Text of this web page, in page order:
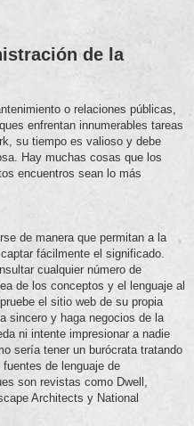
de la
o relaciones públicas,
enfrentan innumerables tareas
su tiempo es valioso y debe
Hay muchas cosas que los
encuentros sean lo más
de manera que permitan a la
fácilmente el significado.
cualquier número de
de los conceptos y el lenguaje al
el sitio web de su propia
sincero y haga negocios de la
ni intente impresionar a nadie
sería tener un burócrata tratando
de lenguaje de
son revistas como Dwell,
Architects y National